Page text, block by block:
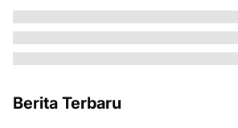
Berita Terbaru